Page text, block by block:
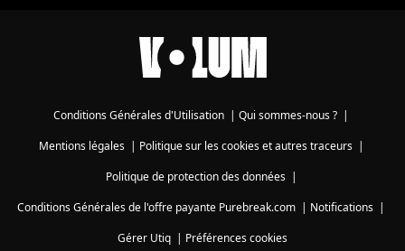
Conditions Générales d'Utilisation | Qui sommes-nous ? |
Mentions légales| Politique sur les cookies et autres traceurs|
Politique de protection des données|
Conditions Générales de l'offre payante Purebreak.com | Notifications |
Gérer Utiq | Préférences cookies